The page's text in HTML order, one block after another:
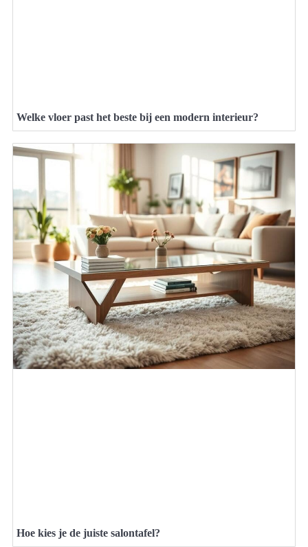
Welke vloer past het beste bij een modern interieur?
Hoe kies je de juiste salontafel?